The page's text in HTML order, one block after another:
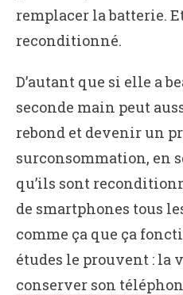
remplacer la batterie.
reconditionné.
D’autant que si elle a
seconde main peut
rebond et devenir un
surconsommation, en
qu’ils sont
de smartphones tous
comme ça que ça
études le prouvent : la
conserver son